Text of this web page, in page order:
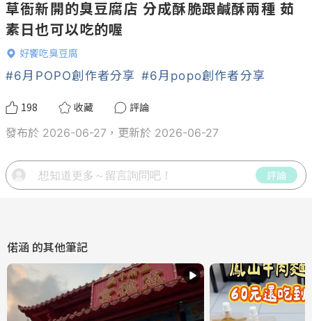
草衙新開的臭豆腐店 分成酥脆跟鹹酥兩種 茹
素日也可以吃的喔
好饗吃臭豆腐
#6月POPO創作者分享 #6月popo創作者分享
198 收藏
評論
發布於 2026-06-27，更新於 2026-06-27
評論
偌涵 的其他筆記